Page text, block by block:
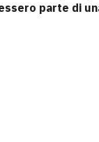
parte di